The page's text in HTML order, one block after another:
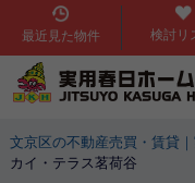
最近見た物件 検討リ
文京区の不動産売買・賃貸
カイ・テラス茗荷谷